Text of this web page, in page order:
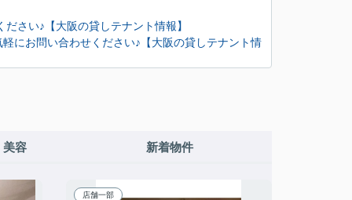
さい♪【大阪の貸しテナント情報】
にお問い合わせください♪【大阪の貸しテナント情
美容 新着物件
店舗一部